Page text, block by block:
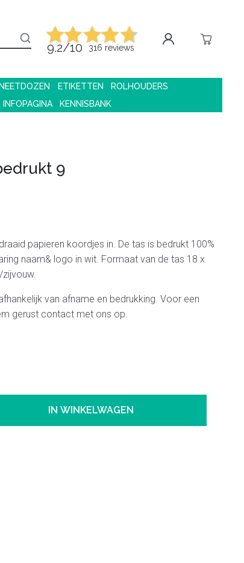
9.2/10 316 reviews
ETIKETTEN
ROLHOUDERS
INFOPAGINA KENNISBANK
9
papieren koordjes in. De tas is bedrukt 100%
naam& logo in wit. Formaat van de tas 18 x
van afname en bedrukking. Voor een
gerust contact met ons op.
IN WINKELWAGEN